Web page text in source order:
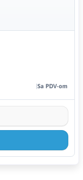
Sa PDV-om